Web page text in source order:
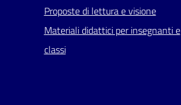
Proposte di lettura e visione
Materiali didattici per insegnanti e
classi